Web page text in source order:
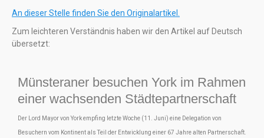
An dieser Stelle finden Sie den Originalartikel.
Zum leichteren Verständnis haben wir den Artikel auf Deutsch
übersetzt:
Münsteraner besuchen York im Rahmen
einer wachsenden Städtepartnerschaft
Der Lord Mayor von York empfing letzte Woche (11. Juni) eine Delegation von
Besuchern vom Kontinent als Teil der Entwicklung einer 67 Jahre alten Partnerschaft.